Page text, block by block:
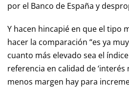
por el Banco de España y
Y hacen hincapié en que el tipo
hacer la comparación “es ya
cuanto más elevado sea el
referencia en calidad de ‘interés
menos margen hay para